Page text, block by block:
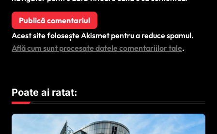
Acest site folosește Akismet pentru a reduce spamul.
Află cum sunt procesate datele comentariilor tale.
Poate ai ratat: